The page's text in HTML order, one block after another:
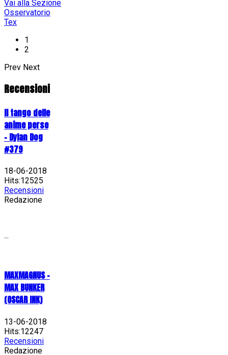
Vai alla Sezione
Osservatorio
Tex
1
2
Prev Next
Recensioni
Il tango delle
anime perse
- Dylan Dog
#379
18-06-2018
Hits:12525
Recensioni
Redazione
...
MAXMAGNUS –
MAX BUNKER
(OSCAR INK)
13-06-2018
Hits:12247
Recensioni
Redazione